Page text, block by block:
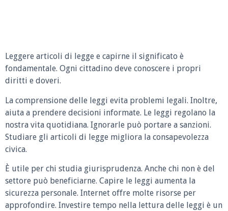
Leggere articoli di legge e capirne il significato è
fondamentale. Ogni cittadino deve conoscere i propri
diritti e doveri.
La comprensione delle leggi evita problemi legali. Inoltre,
aiuta a prendere decisioni informate. Le leggi regolano la
nostra vita quotidiana. Ignorarle può portare a sanzioni.
Studiare gli articoli di legge migliora la consapevolezza
civica.
È utile per chi studia giurisprudenza. Anche chi non è del
settore può beneficiarne. Capire le leggi aumenta la
sicurezza personale. Internet offre molte risorse per
approfondire. Investire tempo nella lettura delle leggi è un